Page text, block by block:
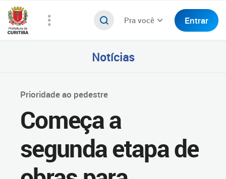
Pra você Entrar
Notícias
Prioridade ao pedestre
Começa a
segunda etapa de